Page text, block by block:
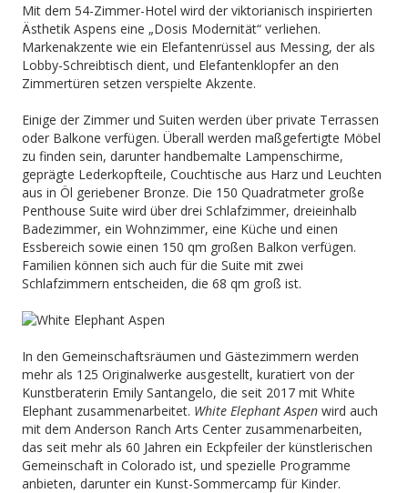
Mit dem 54-Zimmer-Hotel wird der viktorianisch inspirierten
Ästhetik Aspens eine „Dosis Modernität“ verliehen.
Markenakzente wie ein Elefantenrüssel aus Messing, der als
Lobby-Schreibtisch dient, und Elefantenklopfer an den
Zimmertüren setzen verspielte Akzente.
Einige der Zimmer und Suiten werden über private Terrassen
oder Balkone verfügen. Überall werden maßgefertigte Möbel
zu finden sein, darunter handbemalte Lampenschirme,
geprägte Lederkopfteile, Couchtische aus Harz und Leuchten
aus in Öl geriebener Bronze. Die 150 Quadratmeter große
Penthouse Suite wird über drei Schlafzimmer, dreieinhalb
Badezimmer, ein Wohnzimmer, eine Küche und einen
Essbereich sowie einen 150 qm großen Balkon verfügen.
Familien können sich auch für die Suite mit zwei
Schlafzimmern entscheiden, die 68 qm groß ist.
In den Gemeinschaftsräumen und Gästezimmern werden
mehr als 125 Originalwerke ausgestellt, kuratiert von der
Kunstberaterin Emily Santangelo, die seit 2017 mit White
Elephant zusammenarbeitet. White Elephant Aspen wird auch
mit dem Anderson Ranch Arts Center zusammenarbeiten,
das seit mehr als 60 Jahren ein Eckpfeiler der künstlerischen
Gemeinschaft in Colorado ist, und spezielle Programme
anbieten, darunter ein Kunst-Sommercamp für Kinder.